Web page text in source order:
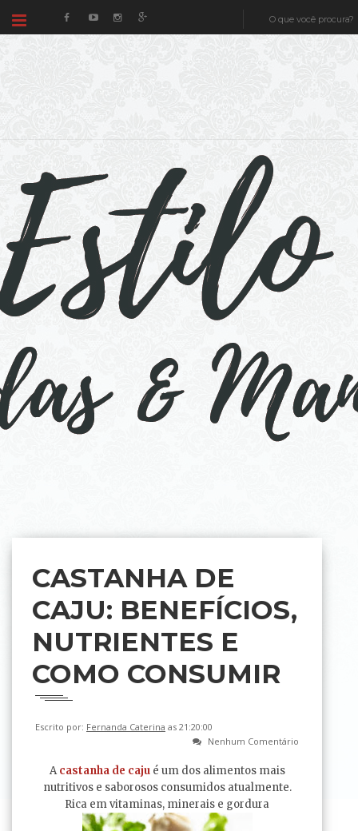
CASTANHA DE
CAJU: BENEFÍCIOS,
NUTRIENTES E
COMO CONSUMIR
Escrito por: Fernanda Caterina as 21:20:00
Nenhum Comentário
Acastanha de caju é um dos alimentos mais
nutritivos e saborosos consumidos atualmente.
Rica em vitaminas, minerais e gordura